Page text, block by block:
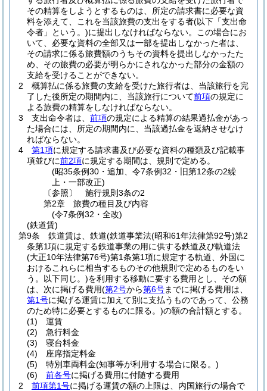
その精算をしようとするものは、所定の請求書に必要な資
料を添えて、これを当該旅費の支出をする者(以下「支出命
令者」という。)に提出しなければならない。
この場合にお
いて、必要な資料の全部又は一部を提出しなかった者は、
その請求に係る旅費額のうちその資料を提出しなかったた
め、その旅費の必要が明らかにされなかった部分の金額の
支給を受けることができない。
2
概算払に係る旅費の支給を受けた旅行者は、当該旅行を完
了した後所定の期間内に、当該旅行について前項の規定に
よる旅費の精算をしなければならない。
3
支出命令者は、 前項の規定による精算の結果過払金があっ
た場合には、所定の期間内に、当該過払金を返納させなけ
ればならない。
4
第1項に規定する請求書及び必要な資料の種類及び記載事
項並びに前2項に規定する期間は、規則で定める。
(昭35条例30・追加、令7条例32・旧第12条の2繰
上・一部改正)
〔参照〕 施行規則3条の2
第2章
旅費の種目及び内容
(令7条例32・全改)
(鉄道賃)
第9条
鉄道賃は、鉄道(鉄道事業法(昭和61年法律第92号)第2
条第1項に規定する鉄道事業の用に供する鉄道及び軌道法
(大正10年法律第76号)第1条第1項に規定する軌道、外国に
おけるこれらに相当するものその他規則で定めるものをい
う。以下同じ。)を利用する移動に要する費用とし、その額
は、次に掲げる費用(第2号から第6号までに掲げる費用は、
第1号に掲げる運賃に加えて別に支払うものであって、公務
のため特に必要とするものに限る。)の額の合計額とする。
(1)
運賃
(2)
急行料金
(3)
寝台料金
(4)
座席指定料金
(5)
特別車両料金(知事等が利用する場合に限る。)
(6)
前各号に掲げる費用に付随する費用
2
前項第1号に掲げる運賃の額の上限は、内国旅行の場合で